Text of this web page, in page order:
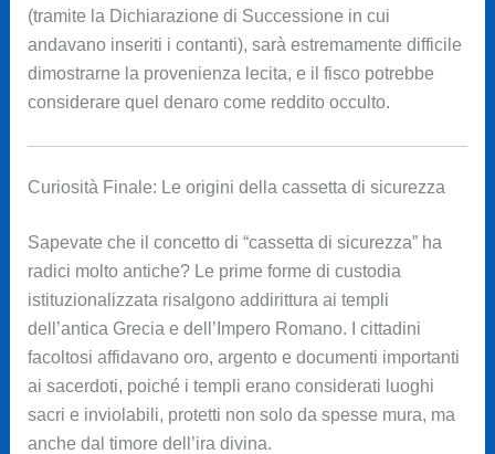
(tramite la Dichiarazione di Successione in cui
andavano inseriti i contanti), sarà estremamente difficile
dimostrarne la provenienza lecita, e il fisco potrebbe
considerare quel denaro come reddito occulto.
Curiosità Finale: Le origini della cassetta di sicurezza
Sapevate che il concetto di “cassetta di sicurezza” ha
radici molto antiche? Le prime forme di custodia
istituzionalizzata risalgono addirittura ai templi
dell’antica Grecia e dell’Impero Romano. I cittadini
facoltosi affidavano oro, argento e documenti importanti
ai sacerdoti, poiché i templi erano considerati luoghi
sacri e inviolabili, protetti non solo da spesse mura, ma
anche dal timore dell’ira divina.